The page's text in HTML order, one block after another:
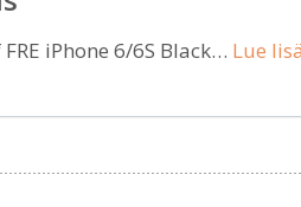
iPhone 6/6S Black… Lue